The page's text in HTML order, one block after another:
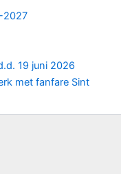
2027
19 juni 2026
met fanfare Sint